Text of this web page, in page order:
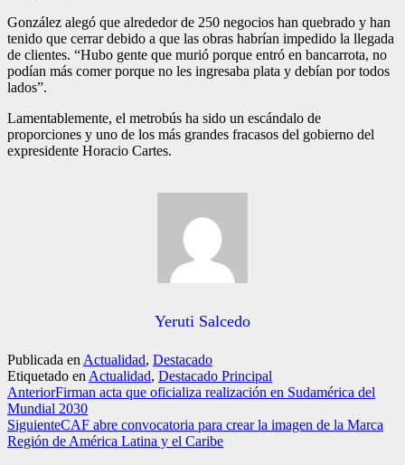
González alegó que alrededor de 250 negocios han quebrado y han
tenido que cerrar debido a que las obras habrían impedido la llegada
de clientes. “Hubo gente que murió porque entró en bancarrota, no
podían más comer porque no les ingresaba plata y debían por todos
lados”.
Lamentablemente, el metrobús ha sido un escándalo de
proporciones y uno de los más grandes fracasos del gobierno del
expresidente Horacio Cartes.
Yeruti Salcedo
Publicada en Actualidad, Destacado
Etiquetado en Actualidad, Destacado Principal
AnteriorFirman acta que oficializa realización en Sudamérica del
Mundial 2030
SiguienteCAF abre convocatoria para crear la imagen de la Marca
Región de América Latina y el Caribe